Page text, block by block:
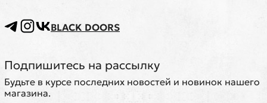
BLACK DOORS
Подпишитесь на рассылку
Будьте в курсе последних новостей и новинок нашего
магазина.